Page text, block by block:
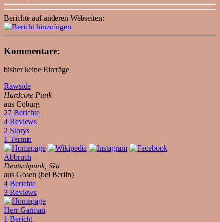
Berichte auf anderen Webseiten:
Kommentare:
bisher keine Einträge
Rawside
Hardcore Punk
aus Coburg
27 Berichte
4 Reviews
2 Storys
1 Termin
Abbruch
Deutschpunk, Ska
aus Gosen (bei Berlin)
4 Berichte
3 Reviews
Herr Garman
1 Bericht